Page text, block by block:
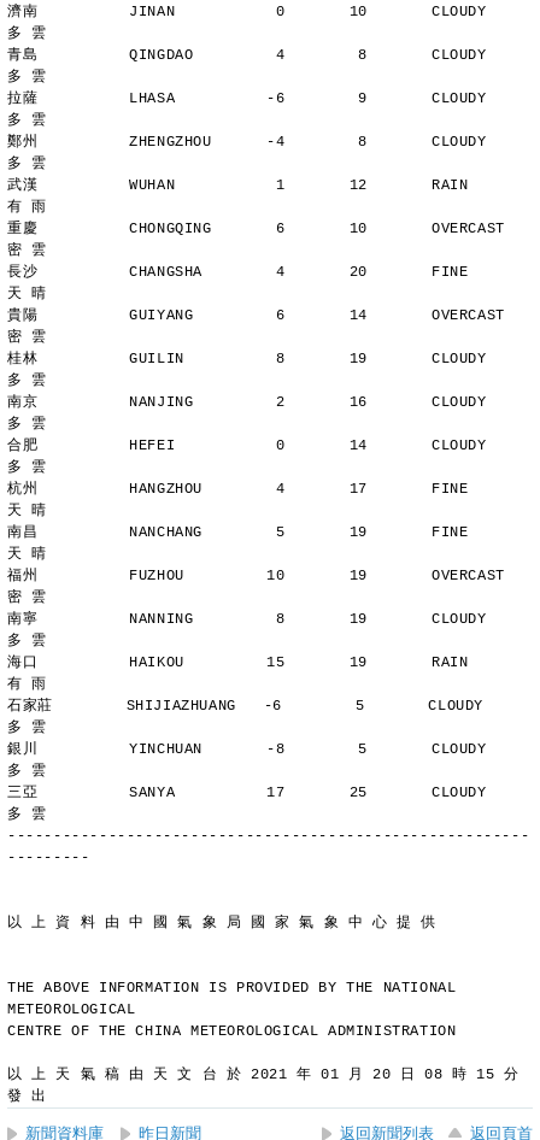
濟南          JINAN           0       10       CLOUDY
多 雲
青島          QINGDAO         4        8       CLOUDY
多 雲
拉薩          LHASA          -6        9       CLOUDY
多 雲
鄭州          ZHENGZHOU      -4        8       CLOUDY
多 雲
武漢          WUHAN           1       12       RAIN
有 雨
重慶          CHONGQING       6       10       OVERCAST
密 雲
長沙          CHANGSHA        4       20       FINE
天 晴
貴陽          GUIYANG         6       14       OVERCAST
密 雲
桂林          GUILIN          8       19       CLOUDY
多 雲
南京          NANJING         2       16       CLOUDY
多 雲
合肥          HEFEI           0       14       CLOUDY
多 雲
杭州          HANGZHOU        4       17       FINE
天 晴
南昌          NANCHANG        5       19       FINE
天 晴
福州          FUZHOU         10       19       OVERCAST
密 雲
南寧          NANNING         8       19       CLOUDY
多 雲
海口          HAIKOU         15       19       RAIN
有 雨
石家莊        SHIJIAZHUANG   -6        5       CLOUDY
多 雲
銀川          YINCHUAN       -8        5       CLOUDY
多 雲
三亞          SANYA          17       25       CLOUDY
多 雲
---------------------------------------------------------
---------
以 上 資 料 由 中 國 氣 象 局 國 家 氣 象 中 心 提 供
THE ABOVE INFORMATION IS PROVIDED BY THE NATIONAL
METEOROLOGICAL
CENTRE OF THE CHINA METEOROLOGICAL ADMINISTRATION
以 上 天 氣 稿 由 天 文 台 於 2021 年 01 月 20 日 08 時 15 分
發 出
新聞資料庫 昨日新聞 返回新聞列表 返回頁首